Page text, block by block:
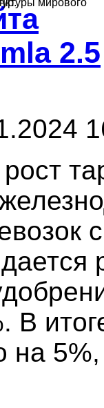
мирового
2.5
В
на